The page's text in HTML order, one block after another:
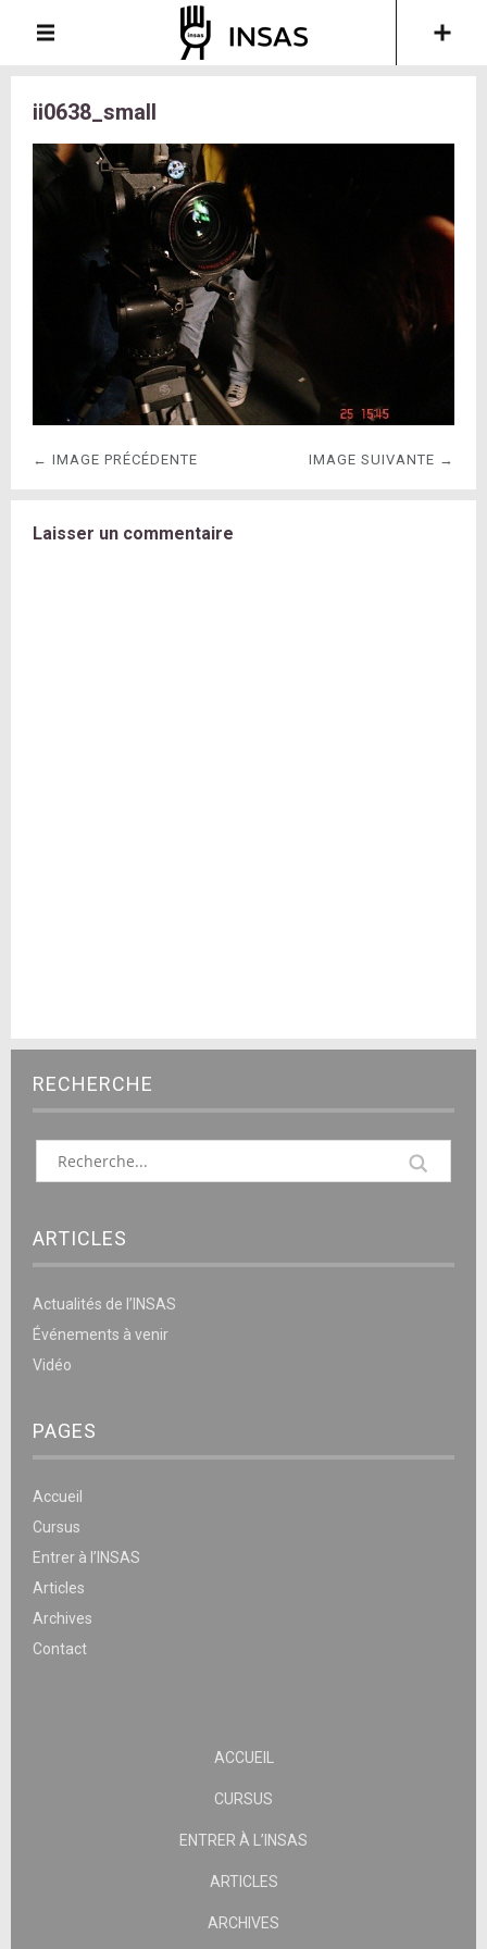
ii0638_small
← IMAGE PRÉCÉDENTE IMAGE SUIVANTE →
Laisser un commentaire
RECHERCHE
ARTICLES
Actualités de l’INSAS
Événements à venir
Vidéo
PAGES
Accueil
Cursus
Entrer à l’INSAS
Articles
Archives
Contact
ACCUEIL
CURSUS
ENTRER À L’INSAS
ARTICLES
ARCHIVES